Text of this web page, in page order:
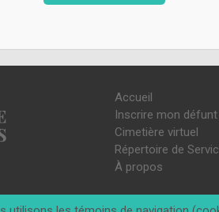
Accueil
Inscrire mon défunt
Cimetière virtuel
Répertoire de
À propos